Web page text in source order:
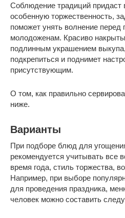
Соблюдение традиций придаст
особенную торжественность,
поможет унять волнение перед
молодоженам. Красиво
подлинным украшением
подкрепиться и поднимет
присутствующим.
О том, как правильно
ниже.
Варианты
При подборе блюд для
рекомендуется учитывать все
время года, стиль торжества,
Например, при выборе
для проведения праздника,
человек можно составить